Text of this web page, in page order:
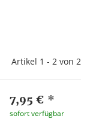
Artikel 1 - 2 von 2
7,95 € *
sofort verfügbar